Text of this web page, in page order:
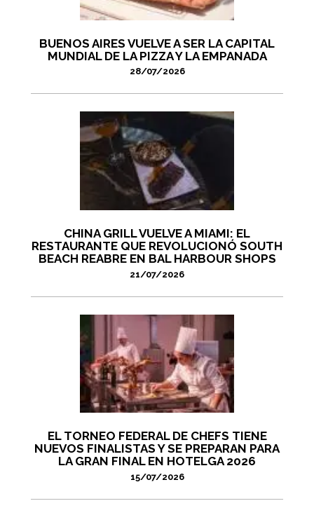
BUENOS AIRES VUELVE A SER LA CAPITAL
MUNDIAL DE LA PIZZA Y LA EMPANADA
28/07/2026
CHINA GRILL VUELVE A MIAMI: EL
RESTAURANTE QUE REVOLUCIONÓ SOUTH
BEACH REABRE EN BAL HARBOUR SHOPS
21/07/2026
EL TORNEO FEDERAL DE CHEFS TIENE
NUEVOS FINALISTAS Y SE PREPARAN PARA
LA GRAN FINAL EN HOTELGA 2026
15/07/2026